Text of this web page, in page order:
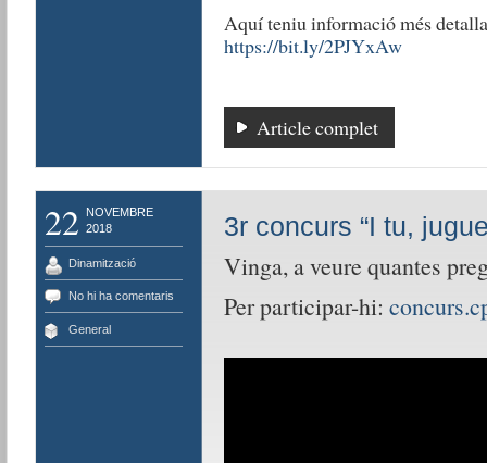
Aquí teniu informació més
https://bit.ly/2PJYxAw
Article complet
22
NOVEMBRE
2018
Dinamització
No hi ha comentaris
General
3r concurs “I tu,
Vinga, a veure quantes
Per participar-hi: